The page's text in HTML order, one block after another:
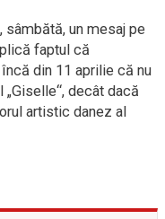
sâmbătă, un mesaj pe
faptul că
din 11 aprilie că nu
decât dacă
artistic danez al